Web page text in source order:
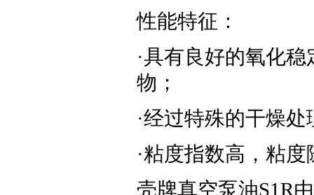
性能特征：
·具有良好的氧化
物；
·经过特殊的干燥
·粘度指数高，粘
壳牌真空泵油S1R